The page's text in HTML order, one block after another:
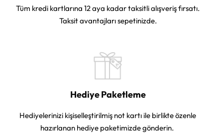
Tüm kredi kartlarına 12 aya kadar taksitli alışveriş fırsatı.
Taksit avantajları sepetinizde.
Hediye Paketleme
Hediyelerinizi kişiselleştirilmiş not kartı ile birlikte özenle
hazırlanan hediye paketimizde gönderin.